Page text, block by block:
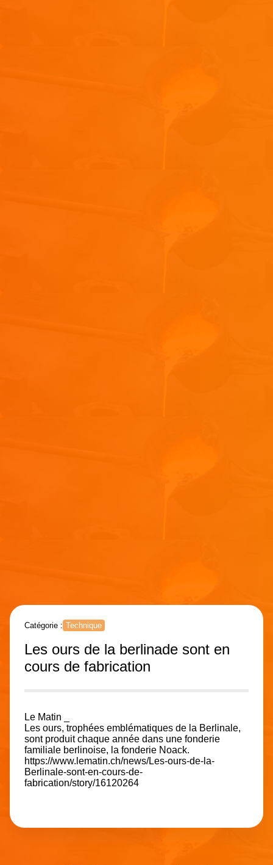
Catégorie : Technique
Les ours de la berlinade sont en
cours de fabrication
Le Matin _
Les ours, trophées emblématiques de la Berlinale,
sont produit chaque année dans une fonderie
familiale berlinoise, la fonderie Noack.
https://www.lematin.ch/news/Les-ours-de-la-
Berlinale-sont-en-cours-de-
fabrication/story/16120264